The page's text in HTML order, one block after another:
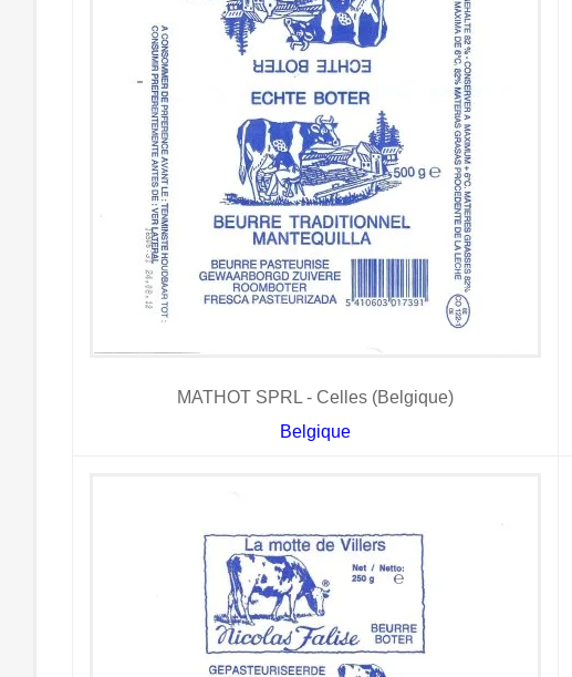
MATHOT SPRL - Celles (Belgique)
Belgique